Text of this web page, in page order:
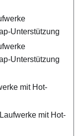
Unterstützung
Unterstützung
mit Hot-
mit Hot-